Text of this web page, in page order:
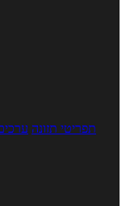
תפריטי תזונה